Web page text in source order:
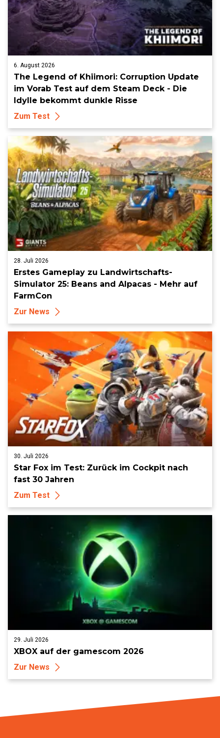
6. August 2026
The Legend of Khiimori: Corruption Update
im Vorab Test auf dem Steam Deck - Die
Idylle bekommt dunkle Risse
Zum Test
28. Juli 2026
Erstes Gameplay zu Landwirtschafts-
Simulator 25: Beans and Alpacas - Mehr auf
FarmCon
Zur News
30. Juli 2026
Star Fox im Test: Zurück im Cockpit nach
fast 30 Jahren
Zum Test
29. Juli 2026
XBOX auf der gamescom 2026
Zur News